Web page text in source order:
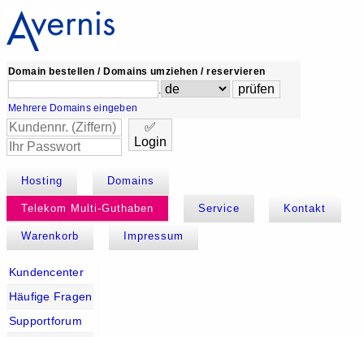
Domain bestellen / Domains umziehen / reservieren
.
Mehrere Domains eingeben
✅
Login
Hosting Domains
Telekom Multi-Guthaben Service Kontakt
Warenkorb Impressum
Kundencenter
Häufige Fragen
Supportforum